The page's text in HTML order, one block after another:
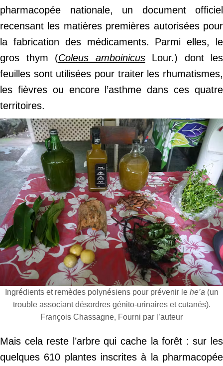
pharmacopée nationale, un document officiel
recensant les matières premières autorisées pour
la fabrication des médicaments. Parmi elles, le
gros thym (Coleus amboinicusLour.) dont les
feuilles sont utilisées pour traiter les rhumatismes,
les fièvres ou encore l’asthme dans ces quatre
territoires.
Ingrédients et remèdes polynésiens pour prévenir le he’a (un
trouble associant désordres génito-urinaires et cutanés).
François Chassagne, Fourni par l’auteur
Mais cela reste l’arbre qui cache la forêt : sur les
quelques 610 plantes inscrites à la pharmacopée